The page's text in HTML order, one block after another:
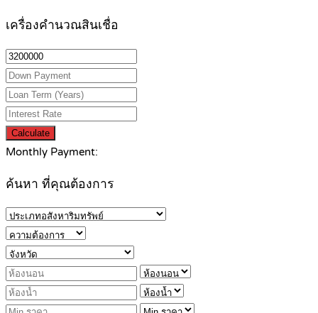
เครื่องคำนวณสินเชื่อ
Calculate
Monthly Payment:
ค้นหา ที่คุณต้องการ